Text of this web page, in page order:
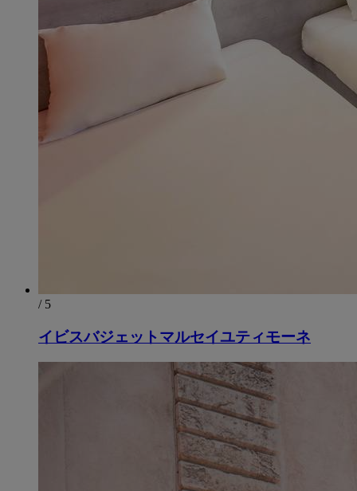
/ 5
イビスバジェットマルセイユティモーネ